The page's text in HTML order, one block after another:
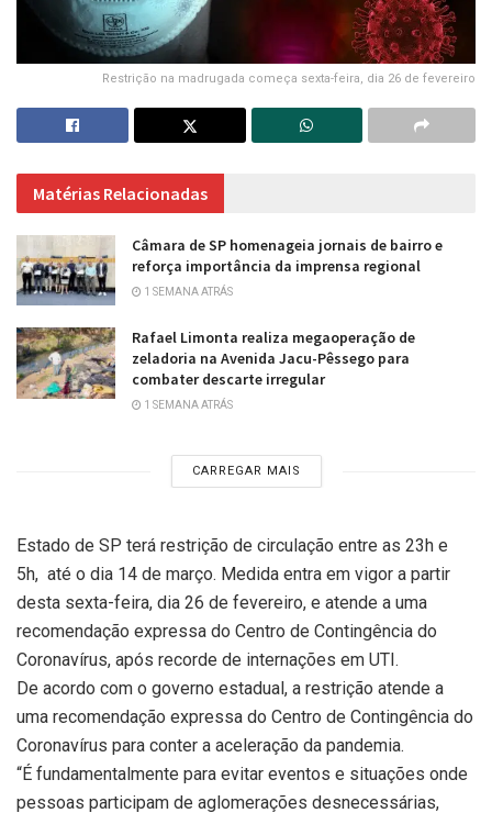
Restrição na madrugada começa sexta-feira, dia 26 de fevereiro
Matérias Relacionadas
Câmara de SP homenageia jornais de bairro e
reforça importância da imprensa regional
1 SEMANA ATRÁS
Rafael Limonta realiza megaoperação de
zeladoria na Avenida Jacu-Pêssego para
combater descarte irregular
1 SEMANA ATRÁS
CARREGAR MAIS
Estado de SP terá restrição de circulação entre as 23h e
5h, até o dia 14 de março. Medida entra em vigor a partir
desta sexta-feira, dia 26 de fevereiro, e atende a uma
recomendação expressa do Centro de Contingência do
Coronavírus, após recorde de internações em UTI.
De acordo com o governo estadual, a restrição atende a
uma recomendação expressa do Centro de Contingência do
Coronavírus para conter a aceleração da pandemia.
“É fundamentalmente para evitar eventos e situações onde
pessoas participam de aglomerações desnecessárias,